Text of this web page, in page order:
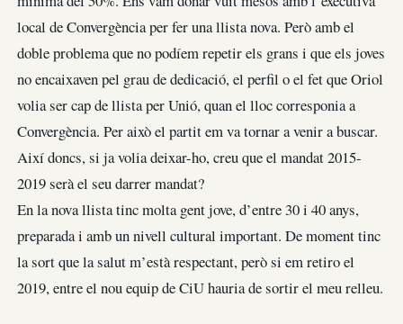
local de Convergència per fer una llista nova. Però amb el
doble problema que no podíem repetir els grans i que els joves
no encaixaven pel grau de dedicació, el perfil o el fet que Oriol
volia ser cap de llista per Unió, quan el lloc corresponia a
Convergència. Per això el partit em va tornar a venir a buscar.
Així doncs, si ja volia deixar-ho, creu que el mandat 2015-
2019 serà el seu darrer mandat?
En la nova llista tinc molta gent jove, d’entre 30 i 40 anys,
preparada i amb un nivell cultural important. De moment tinc
la sort que la salut m’està respectant, però si em retiro el
2019, entre el nou equip de CiU hauria de sortir el meu relleu.